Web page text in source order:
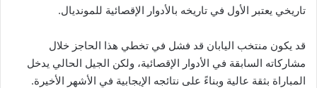
تاريخي يعتبر الأول في تاريخه بالأدوار الإقصائية للمونديال.
قد يكون منتخب اليابان قد فشل في تخطي هذا الحاجز خلال
مشاركاته السابقة في الأدوار الإقصائية، ولكن الجيل الحالي يدخل
المباراة بثقة عالية وبناءً على نتائجه الإيجابية في الأشهر الأخيرة.